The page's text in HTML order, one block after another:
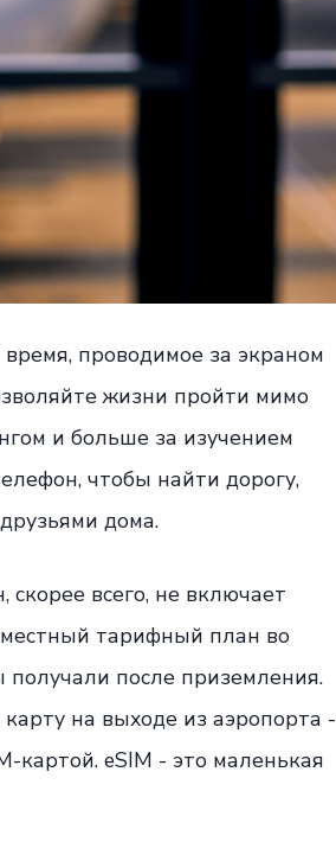
проводимое за экраном
жизни пройти мимо
и больше за изучением
чтобы найти дорогу,
дома.
всего, не включает
тарифный план во
после приземления.
на выходе из аэропорта -
картой. eSIM - это маленькая